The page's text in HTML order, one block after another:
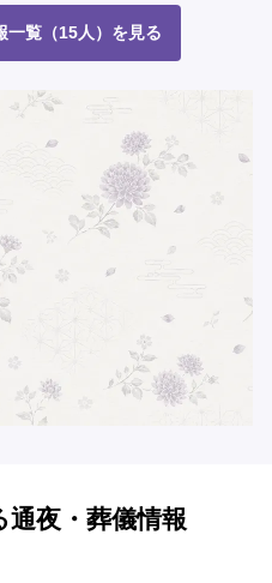
一覧（15人）を見る
夜・葬儀情報